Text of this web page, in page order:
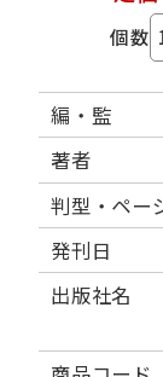
個数
編・監
著者
判型・ペー
発刊日
出版社名